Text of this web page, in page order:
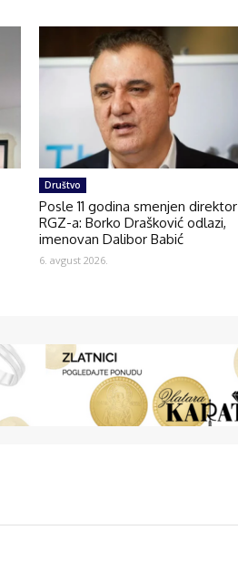
Društvo
Posle 11 godina smenjen direktor
RGZ-a: Borko Drašković odlazi,
imenovan Dalibor Babić
6. avgust 2026.